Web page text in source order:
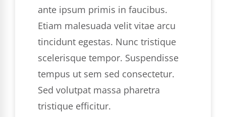
ante ipsum primis in faucibus.
Etiam malesuada velit vitae arcu
tincidunt egestas. Nunc tristique
scelerisque tempor. Suspendisse
tempus ut sem sed consectetur.
Sed volutpat massa pharetra
tristique efficitur.